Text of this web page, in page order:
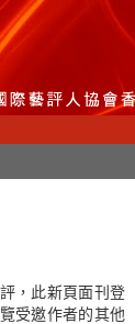
，此新頁面刊登
受邀作者的其他